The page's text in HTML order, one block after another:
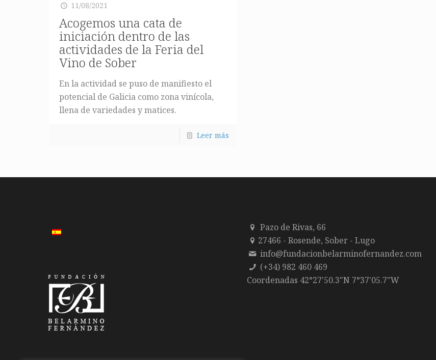
11/08/2021
Acogemos una cata de
iniciación dentro de las
actividades de la Feria del
Vino de Sober
En la actividad se puso de manifiesto el
potencial de Galicia como zona vinícola,
llena de variedades y matices.
Leer más
Pazo de Rivas, 66
27466 - Rosende, Sober - Lugo
info@fundacionbelarminofernandez.com
(+34) 982 460 469
Coordenadas 42°27'50.3"N 7°37'05.7"W